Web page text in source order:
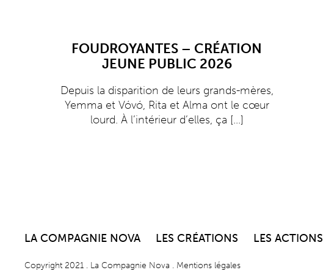
FOUDROYANTES – CRÉATION
JEUNE PUBLIC 2026
Depuis la disparition de leurs grands-mères,
Yemma et Vóvó, Rita et Alma ont le cœur
lourd. À l’intérieur d’elles, ça [...]
LA COMPAGNIE NOVA LES CRÉATIONS LES ACTIONS
Copyright 2021 . La Compagnie Nova . Mentions légales